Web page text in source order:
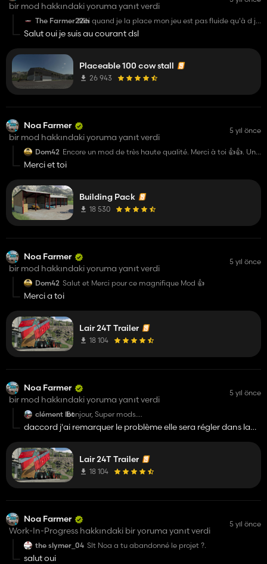
bir mod hakkındaki yoruma yanıt verdi
The Farmer22ihMoi quand je la place mon jeu est pas fluide qu'à d je
regarde vers la stabulation
Salut oui je suis au courant dsl
Placeable 100 cow stall
26 943
Noa Farmer
bir mod hakkındaki yoruma yanıt verdi
5 yıl önce
Dom42 Encore un mod de très haute qualité. Merci à toi 👍👍. Un
seul regret, c'est qu'il n'y ai pas d'éclairage dans le
deuxième bâtiment.
Merci et toi
Building Pack
18 530
Noa Farmer
bir mod hakkındaki yoruma yanıt verdi
5 yıl önce
Dom42 Salut et Merci pour ce magnifique Mod 👍
Merci a toi
Lair 24T Trailer
18 104
Noa Farmer
bir mod hakkındaki yoruma yanıt verdi
5 yıl önce
clément lbtBonjour, Super mods.
J'ai un problème quand je suis a l'ensilage avec les
ridelles pour ensilage. la remorque ne veut pas se remplir
daccord j'ai remarquer le problème elle sera régler dans la
Lair 24T Trailer
18 104
Noa Farmer
Work-In-Progress hakkındaki bir yoruma yanıt verdi
5 yıl önce
the slymer_04 Slt Noa a tu abandonné le projet ?.
salut oui